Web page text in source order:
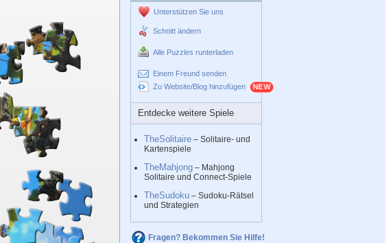
Unterstützen Sie uns
Schnitt ändern
Alle Puzzles runterladen
Einem Freund senden
Zu Website/Blog hinzufügen
Entdecke weitere Spiele
TheSolitaire – Solitaire- und
Kartenspiele
TheMahjong – Mahjong
Solitaire und Connect-Spiele
TheSudoku – Sudoku-Rätsel
und Strategien
Fragen? Bekommen Sie Hilfe!